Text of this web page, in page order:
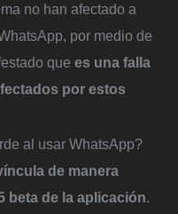
no han afectado a
por medio de
que es una falla
por estos
al usar WhatsApp?
de manera
beta de la aplicación.